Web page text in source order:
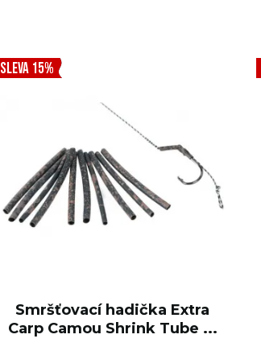
SLEVA 15%
Smršťovací hadička Extra
Carp Camou Shrink Tube ...